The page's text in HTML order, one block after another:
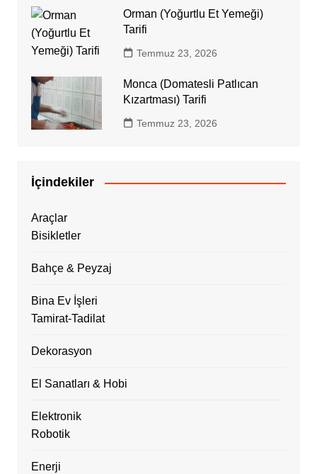
Orman (Yoğurtlu Et Yemeği)
Tarifi
Temmuz 23, 2026
Monca (Domatesli Patlıcan
Kızartması) Tarifi
Temmuz 23, 2026
İçindekiler
Araçlar
Bisikletler
Bahçe & Peyzaj
Bina Ev İşleri
Tamirat-Tadilat
Dekorasyon
El Sanatları & Hobi
Elektronik
Robotik
Enerji